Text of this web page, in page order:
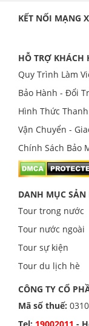
KẾT NỐI MẠNG
HỖ TRỢ KHÁCH
Quy Trình Làm
Bảo Hành - Đổi
Hình Thức
Vận Chuyển -
Chính Sách Bảo
DANH MỤC SẢN
Tour trong nước
Tour nước ngoài
Tour sự kiện
Tour du lịch hè
CÔNG TY CỔ
Mã số thuế:
Tel: 19002011 -